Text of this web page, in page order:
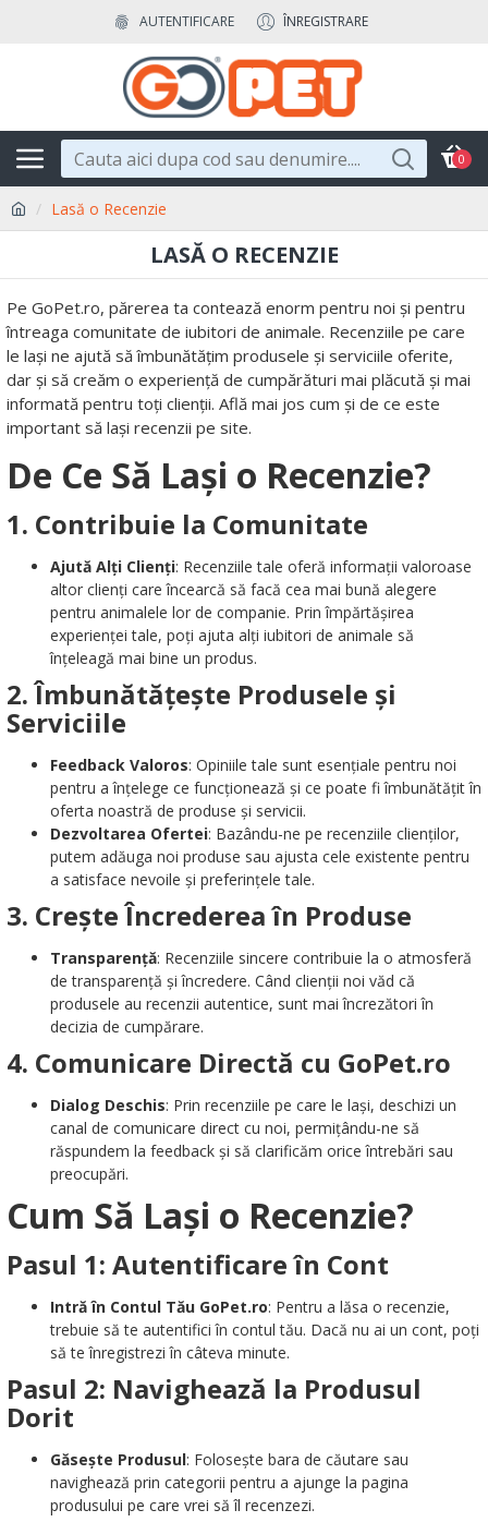
AUTENTIFICARE ÎNREGISTRARE
0
Lasă o Recenzie
LASĂ O RECENZIE
Pe GoPet.ro, părerea ta contează enorm pentru noi și pentru
întreaga comunitate de iubitori de animale. Recenziile pe care
le lași ne ajută să îmbunătățim produsele și serviciile oferite,
dar și să creăm o experiență de cumpărături mai plăcută și mai
informată pentru toți clienții. Află mai jos cum și de ce este
important să lași recenzii pe site.
De Ce Să Lași o Recenzie?
1. Contribuie la Comunitate
Ajută Alți Clienți: Recenziile tale oferă informații valoroase
altor clienți care încearcă să facă cea mai bună alegere
pentru animalele lor de companie. Prin împărtășirea
experienței tale, poți ajuta alți iubitori de animale să
înțeleagă mai bine un produs.
2.Îmbunătățește Produsele și
Serviciile
Feedback Valoros: Opiniile tale sunt esențiale pentru noi
pentru a înțelege ce funcționează și ce poate fi îmbunătățit în
oferta noastră de produse și servicii.
Dezvoltarea Ofertei: Bazându-ne pe recenziile clienților,
putem adăuga noi produse sau ajusta cele existente pentru
a satisface nevoile și preferințele tale.
3. Crește Încrederea în Produse
Transparență: Recenziile sincere contribuie la o atmosferă
de transparență și încredere. Când clienții noi văd că
produsele au recenzii autentice, sunt mai încrezători în
decizia de cumpărare.
4. Comunicare Directă cu GoPet.ro
Dialog Deschis: Prin recenziile pe care le lași, deschizi un
canal de comunicare direct cu noi, permițându-ne să
răspundem la feedback și să clarificăm orice întrebări sau
preocupări.
Cum Să Lași o Recenzie?
Pasul 1: Autentificare în Cont
Intră în Contul Tău GoPet.ro: Pentru a lăsa o recenzie,
trebuie să te autentifici în contul tău. Dacă nu ai un cont, poți
să te înregistrezi în câteva minute.
Pasul 2: Navighează la Produsul
Dorit
Găsește Produsul: Folosește bara de căutare sau
navighează prin categorii pentru a ajunge la pagina
produsului pe care vrei să îl recenzezi.